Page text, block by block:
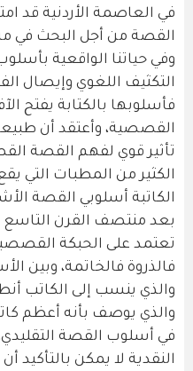
في العاصمة الأردنية قد
القصة من أجل البحث في
وفي حياتنا الواقعية
التكثيف اللغوي وإيصال
فأسلوبها بالكتابة يفتح
القصصية، وأعتقد أن
تأثير قوي لفهم القصة
الكثير من المطبات التي
الكاتبة أسلوبي القصة
بعد منتصف القرن التاسع
تعتمد على الحبكة
فالذروة فالخاتمة، وبين
والذي يوصف بأنه أعظم
في أسلوب القصة التقليدي،
النقدية لا يمكن